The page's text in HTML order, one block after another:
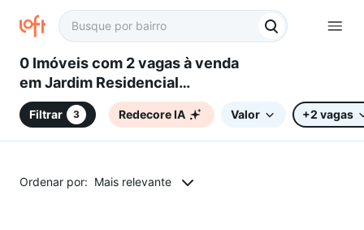
0 Imóveis com 2 vagas à venda
em Jardim Residencial
Imperatriz, Sorocaba, SP
Filtrar 3 Redecore IA Valor +2 vagas
Ordenar por: Mais relevante